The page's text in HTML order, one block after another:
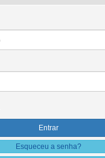
Esqueceu a senha?